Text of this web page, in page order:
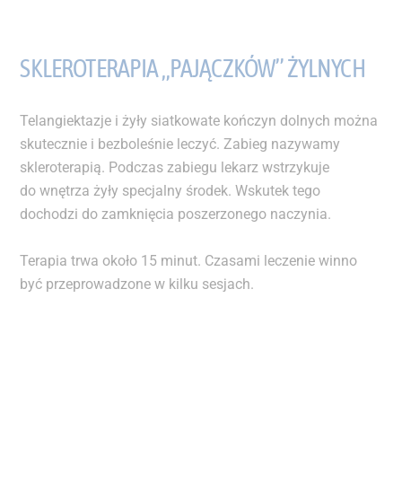
SKLEROTERAPIA „PAJĄCZKÓW” ŻYLNYCH
Telangiektazje i żyły siatkowate kończyn dolnych można
skutecznie i bezboleśnie leczyć. Zabieg nazywamy
skleroterapią. Podczas zabiegu lekarz wstrzykuje
do wnętrza żyły specjalny środek. Wskutek tego
dochodzi do zamknięcia poszerzonego naczynia.
Terapia trwa około 15 minut. Czasami leczenie winno
być przeprowadzone w kilku sesjach.